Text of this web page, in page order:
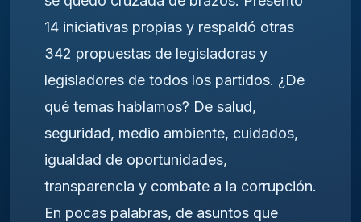
14 iniciativas propias y respaldó otras
342 propuestas de legisladoras y
legisladores de todos los partidos. ¿De
qué temas hablamos? De salud,
seguridad, medio ambiente, cuidados,
igualdad de oportunidades,
transparencia y combate a la corrupción.
En pocas palabras, de asuntos que